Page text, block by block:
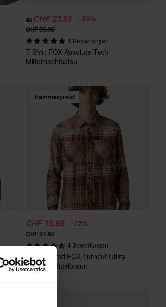
Ab CHF 23.95 -33%
CHF 35.95
1 Bewertungen
T-Shirt FOX Absolute Tech
Mitternachtsblau
Hammerpreis!
CHF 15.95 -72%
CHF 57.95
4 Bewertungen
Arbeitshemd FOX Turnout Utility
Medium Mittelbraun